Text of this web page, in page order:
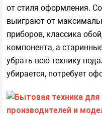
от стиля оформления.
выиграют от
приборов, классика
компонента, а
убрать всю технику
убирается, потребует